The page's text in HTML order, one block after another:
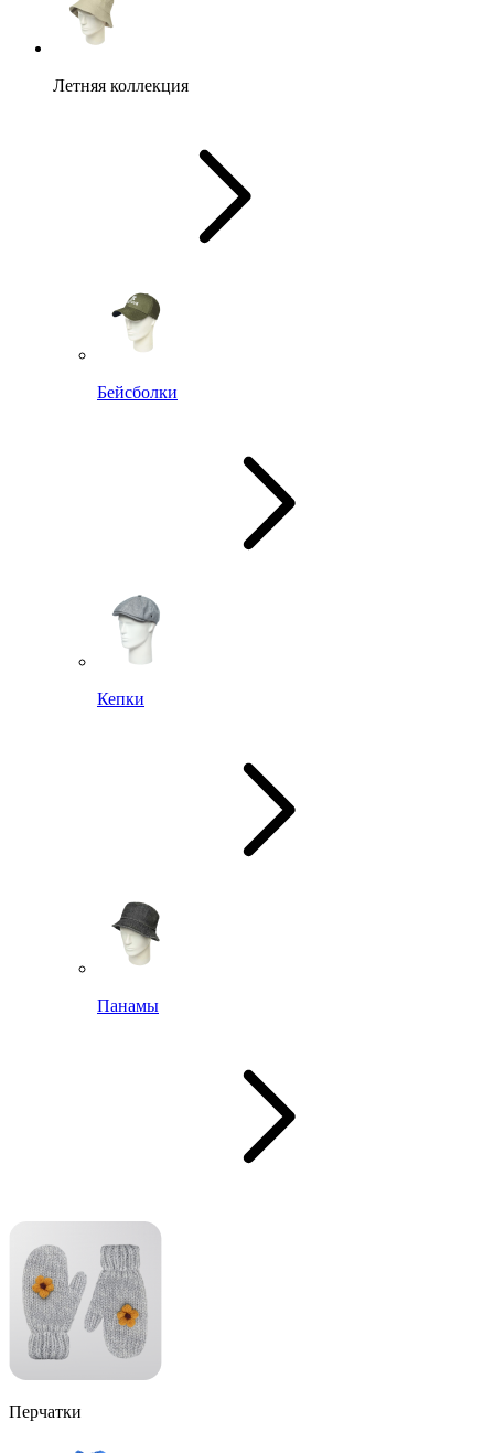
Летняя коллекция
Бейсболки
Кепки
Панамы
Перчатки